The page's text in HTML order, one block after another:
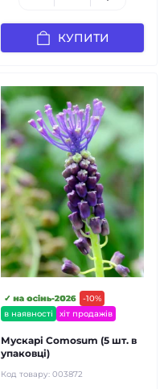
КУПИТИ
-10%
в наявності
✓ на осінь-2026
хіт продажів
Мускарі Comosum (5 шт. в
упаковці)
Код товару: 003872